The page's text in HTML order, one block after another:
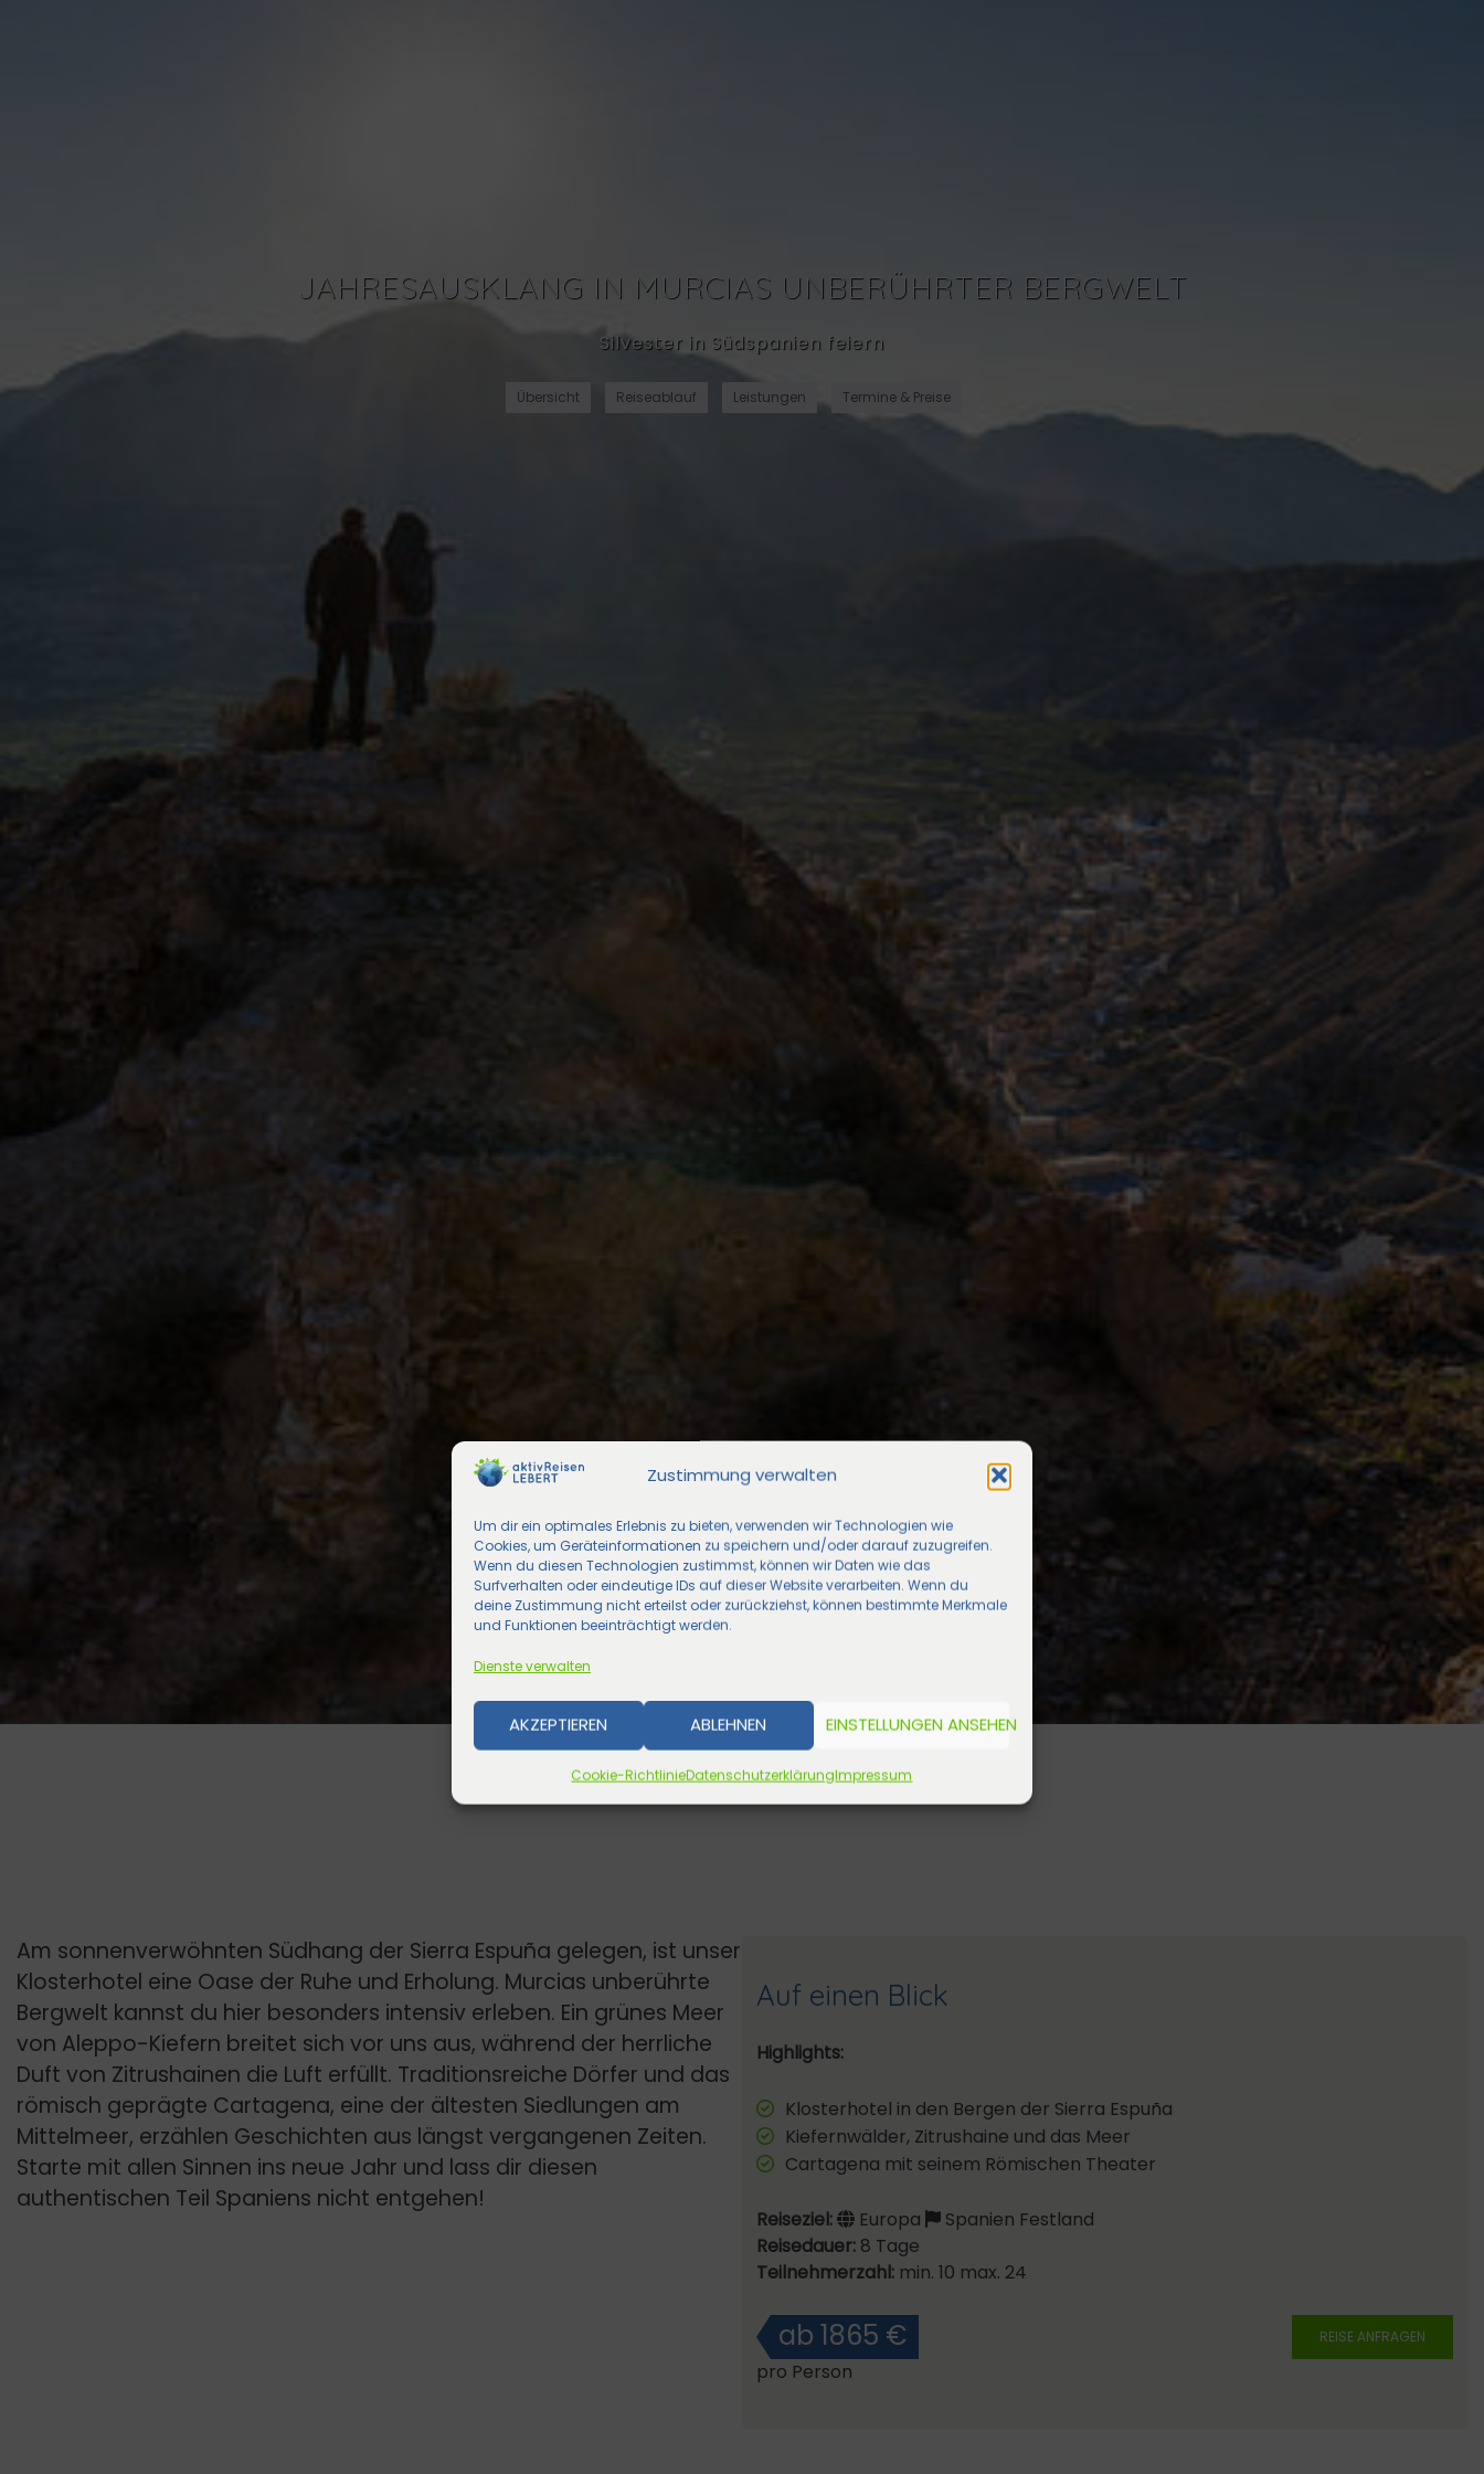
Zustimmung verwalten
Um dir ein optimales Erlebnis zu bieten, verwenden wir Technologien wie
Cookies, um Geräteinformationen zu speichern und/oder darauf zuzugreifen.
Wenn du diesen Technologien zustimmst, können wir Daten wie das
Surfverhalten oder eindeutige IDs auf dieser Website verarbeiten. Wenn du
deine Zustimmung nicht erteilst oder zurückziehst, können bestimmte Merkmale
und Funktionen beeinträchtigt werden.
Dienste verwalten
AKZEPTIEREN ABLEHNEN EINSTELLUNGEN ANSEHEN
Cookie-RichtlinieDatenschutzerklärungImpressum
JAHRESAUSKLANG IN MURCIAS UNBERÜHRTER BERGWELT
Silvester in Südspanien feiern
Übersicht Reiseablauf Leistungen Termine & Preise
Am sonnenverwöhnten Südhang der Sierra Espuña gelegen, ist unser
Klosterhotel eine Oase der Ruhe und Erholung. Murcias unberührte
Bergwelt kannst du hier besonders intensiv erleben. Ein grünes Meer
von Aleppo-Kiefern breitet sich vor uns aus, während der herrliche
Duft von Zitrushainen die Luft erfüllt. Traditionsreiche Dörfer und das
römisch geprägte Cartagena, eine der ältesten Siedlungen am
Mittelmeer, erzählen Geschichten aus längst vergangenen Zeiten.
Starte mit allen Sinnen ins neue Jahr und lass dir diesen
authentischen Teil Spaniens nicht entgehen!
Auf einen Blick
Highlights:
Klosterhotel in den Bergen der Sierra Espuña
Kiefernwälder, Zitrushaine und das Meer
Cartagena mit seinem Römischen Theater
Reiseziel: Europa
Spanien Festland
Reisedauer: 8 Tage
Teilnehmerzahl: min. 10 max. 24
REISE ANFRAGEN
ab 1865 €
pro Person